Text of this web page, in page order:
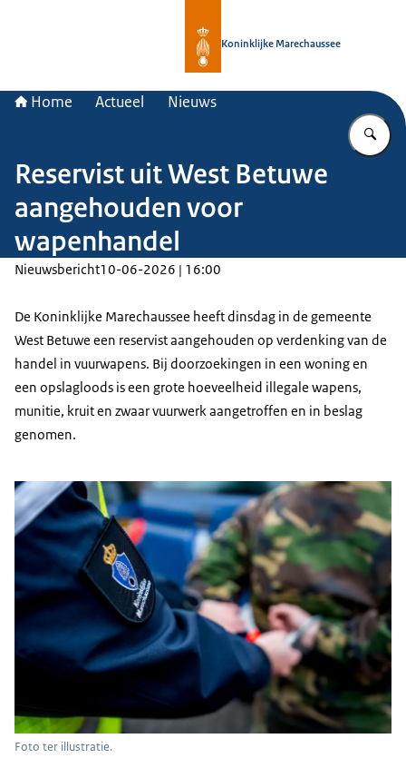
Koninklijke Marechaussee
Home Actueel Nieuws
Reservist uit West Betuwe
aangehouden voor
wapenhandel
Nieuwsbericht10-06-2026 | 16:00
De Koninklijke Marechaussee heeft dinsdag in de gemeente
West Betuwe een reservist aangehouden op verdenking van de
handel in vuurwapens. Bij doorzoekingen in een woning en
een opslagloods is een grote hoeveelheid illegale wapens,
munitie, kruit en zwaar vuurwerk aangetroffen en in beslag
genomen.
Foto ter illustratie.